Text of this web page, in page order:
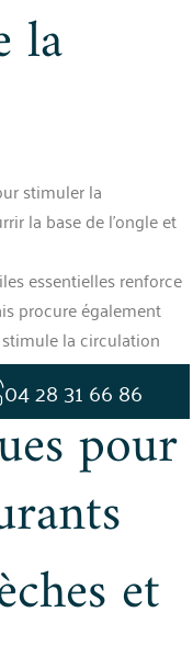
la
stimuler la
la base de l’ongle et
essentielles renforce
procure également
la circulation
rapide et saine des
pour
et
04 28 31 66 86